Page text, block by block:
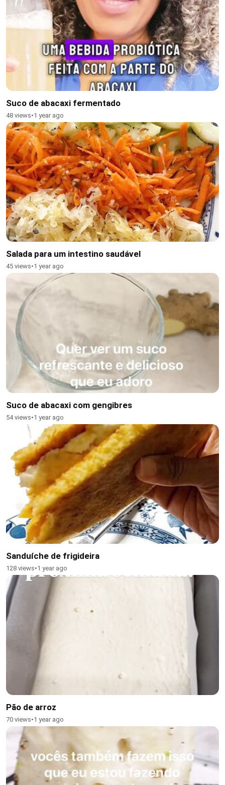
Suco de abacaxi fermentado
48 views•1 year ago
Salada para um intestino saudável
45 views•1 year ago
Suco de abacaxi com gengibres
54 views•1 year ago
Sanduíche de frigideira
128 views•1 year ago
Pão de arroz
70 views•1 year ago